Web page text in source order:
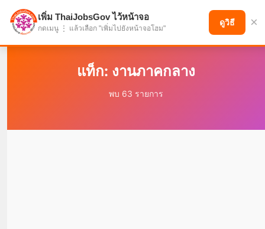
แบ่งปันโอกาส เพื่ออนาคตที่ก้าวหน้า
แท็ก: งานภาคกลาง
พบ 63 รายการ
เพิ่ม ThaiJobsGov ไว้หน้าจอ
กดเมนู ⋮ แล้วเลือก "เพิ่มไปยังหน้าจอโฮม"
ดูวิธี ×